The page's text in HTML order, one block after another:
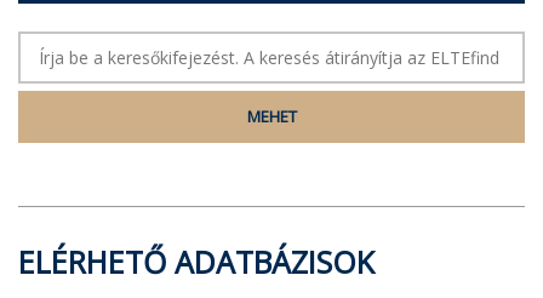
ELÉRHETŐ ADATBÁZISOK